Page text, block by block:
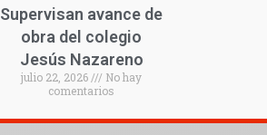
Supervisan avance de
obra del colegio
Jesús Nazareno
julio 22, 2026
No hay
comentarios